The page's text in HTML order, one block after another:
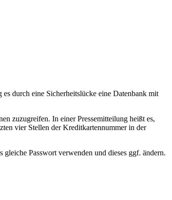
durch eine Sicherheitslücke eine Datenbank mit
zuzugreifen. In einer Pressemitteilung heißt es,
vier Stellen der Kreditkartennummer in der
Passwort verwenden und dieses ggf. ändern.